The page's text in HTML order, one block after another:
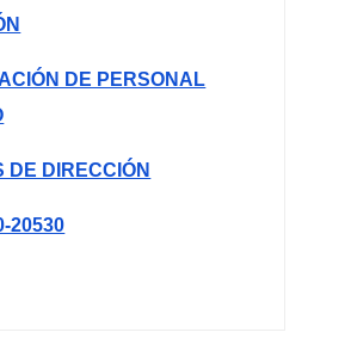
DE PERSONAL
DE DIRECCIÓN
20530